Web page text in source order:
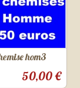
hom3
50,00 €